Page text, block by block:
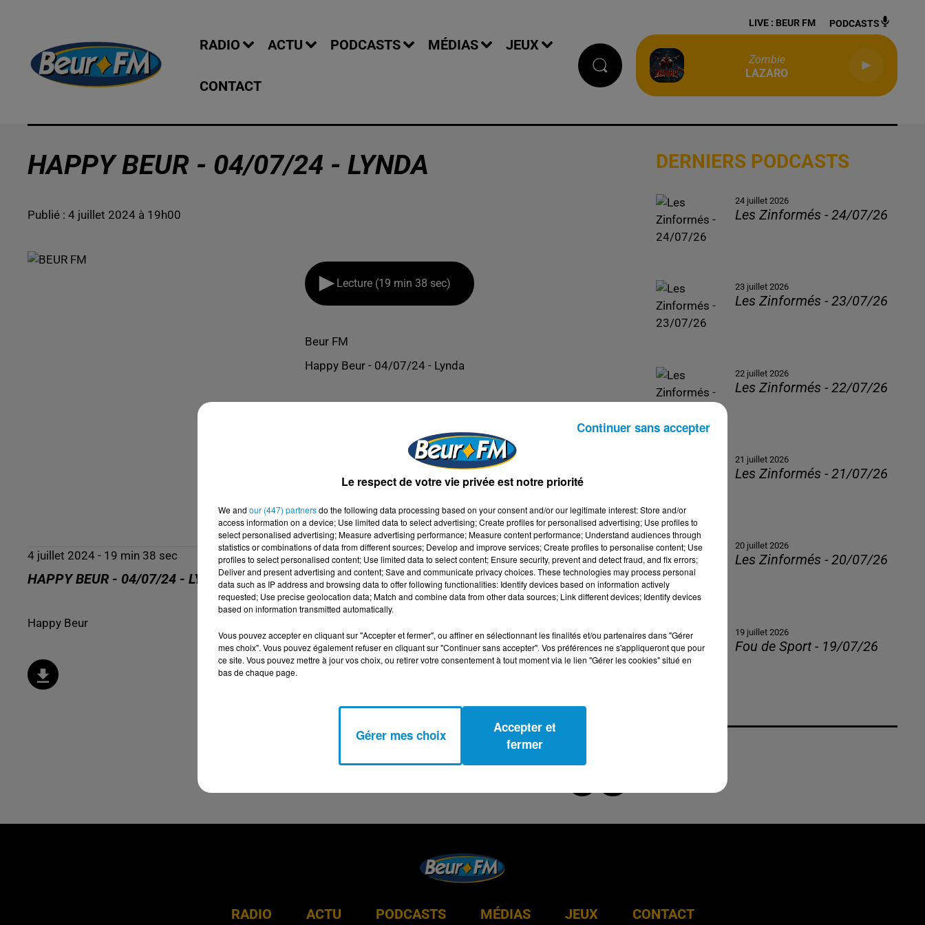
RADIO ACTU PODCASTS MÉDIAS JEUX
CONTACT
LIVE : BEUR FM PODCASTS
Zombie
LAZARO
HAPPY BEUR - 04/07/24 - LYNDA
Publié : 4 juillet 2024 à 19h00
Lecture (19 min 38 sec)
Beur FM
Happy Beur - 04/07/24 - Lynda
4 juillet 2024 - 19 min 38 sec
HAPPY BEUR - 04/07/24 - LYNDA
Happy Beur
DERNIERS PODCASTS
24 juillet 2026
Les Zinformés - 24/07/26
23 juillet 2026
Les Zinformés - 23/07/26
22 juillet 2026
Les Zinformés - 22/07/26
21 juillet 2026
Les Zinformés - 21/07/26
20 juillet 2026
Les Zinformés - 20/07/26
19 juillet 2026
Fou de Sport - 19/07/26
RADIO ACTU PODCASTS MÉDIAS JEUX CONTACT
Le respect de votre vie privée est notre priorité
We and our (447) partnersdo the following data processing based on your consent and/or our legitimate interest: Store and/or
access information on a device; Use limited data to select advertising; Create profiles for personalised advertising; Use profiles to
select personalised advertising; Measure advertising performance; Measure content performance; Understand audiences through
statistics or combinations of data from different sources; Develop and improve services; Create profiles to personalise content; Use
profiles to select personalised content; Use limited data to select content; Ensure security, prevent and detect fraud, and fix errors;
Deliver and present advertising and content; Save and communicate privacy choices. These technologies may process personal
data such as IP address and browsing data to offer following functionalities: Identify devices based on information actively
requested; Use precise geolocation data; Match and combine data from other data sources; Link different devices; Identify devices
based on information transmitted automatically.
Vous pouvez accepter en cliquant sur "Accepter et fermer", ou affiner en sélectionnant les finalités et/ou partenaires dans "Gérer
mes choix". Vous pouvez également refuser en cliquant sur "Continuer sans accepter". Vos préférences ne s'appliqueront que pour
ce site. Vous pouvez mettre à jour vos choix, ou retirer votre consentement à tout moment via le lien "Gérer les cookies" situé en
bas de chaque page.
Gérer mes choix
Accepter et
fermer
Continuer sans accepter